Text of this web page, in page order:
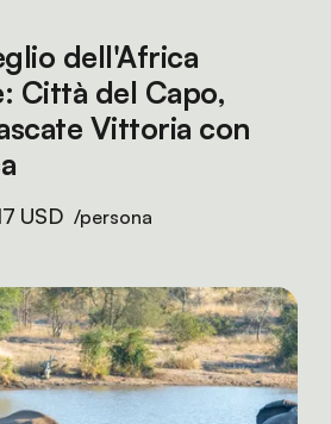
dell'Africa
Città del Capo,
Vittoria con
USD /persona